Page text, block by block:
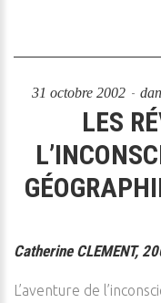
31 octobre 2002
LES
Catherine CLEMENT,
L’aventure de